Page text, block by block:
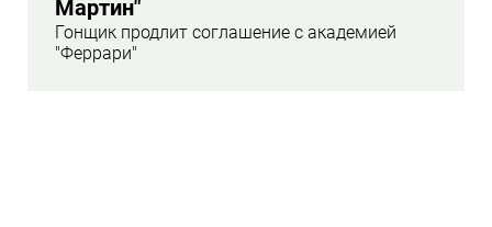
Мартин"
Гонщик продлит соглашение с академией
"Феррари"